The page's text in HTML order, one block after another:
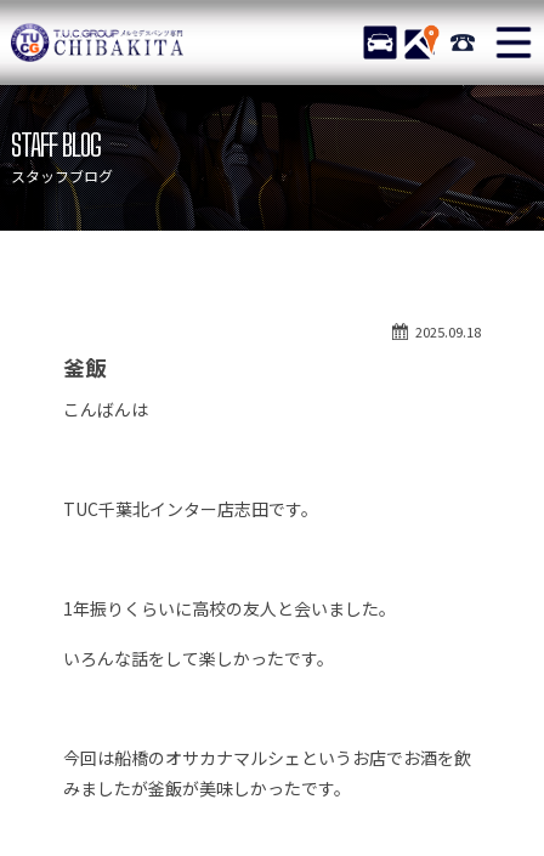
TUCグループ メルセデスベ
STOCK ACCESS 043-
ニュース
在庫リスト
目玉車両一覧
店舗紹介
保証＆サービス
アクセスマップ
自動車保険
STAFF BLOG
スタッフブログ
2025.09.18
釜飯
こんばんは
TUC千葉北インター店志田です。
1年振りくらいに高校の友人と会いました。
いろんな話をして楽しかったです。
今回は船橋のオサカナマルシェというお店でお酒を飲
みましたが釜飯が美味しかったです。